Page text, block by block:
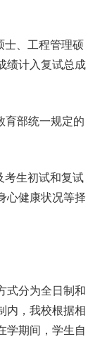
士、工程管理硕
绩计入复试总成
育部统一规定的
考生初试和复试
心健康状况等择
式分为全日制和
内，我校根据相
学期间，学生自